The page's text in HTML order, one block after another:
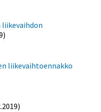
liikevaihdon
liikevaihtoennakko